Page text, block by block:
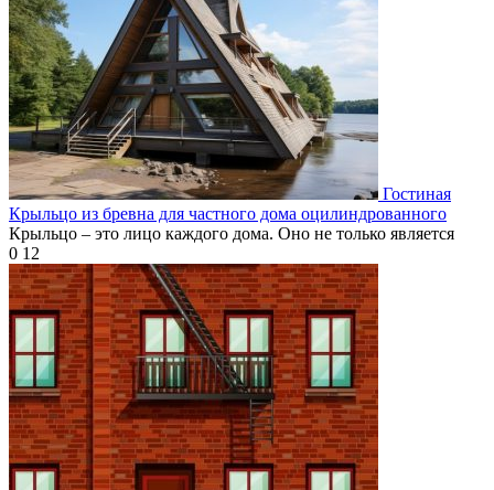
Гостиная
Крыльцо из бревна для частного дома оцилиндрованного
Крыльцо – это лицо каждого дома. Оно не только является
0 12